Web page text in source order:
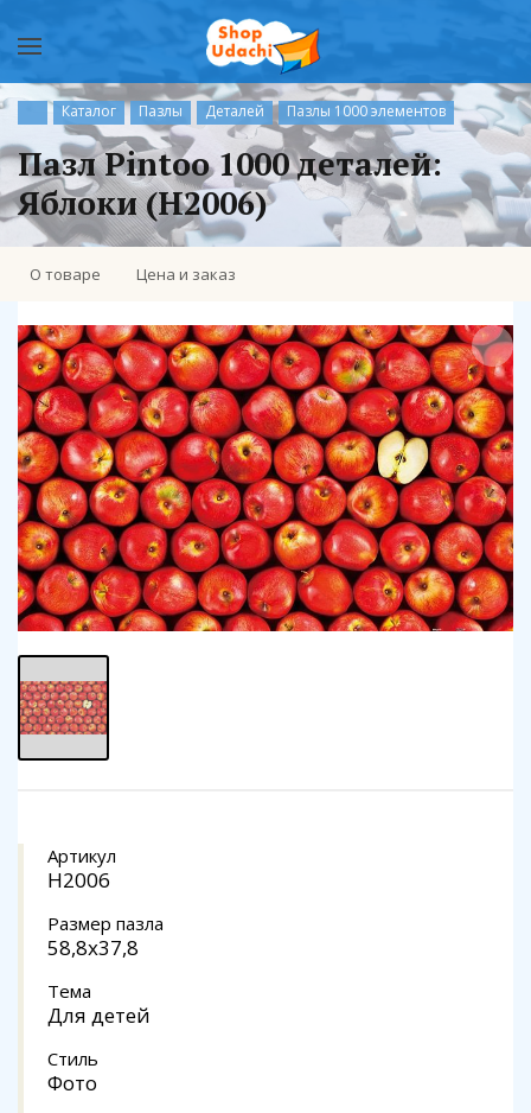
Каталог Пазлы Деталей Пазлы 1000 элементов
Пазл Pintoo 1000 деталей:
Яблоки (Н2006)
О товаре Цена и заказ
Артикул
Н2006
Размер пазла
58,8x37,8
Тема
Для детей
Стиль
Фото